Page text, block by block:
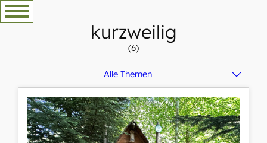
Zum
Inhalt
kurzweilig
(6)
Alle Themen